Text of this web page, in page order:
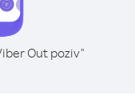
Out poziv"